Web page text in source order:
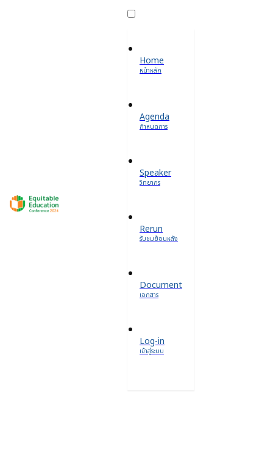
Home
หน้าหลัก
Agenda
กำหนดการ
Speaker
วิทยากร
Rerun
รับชมย้อนหลัง
Document
เอกสาร
Log-in
เข้าสู่ระบบ